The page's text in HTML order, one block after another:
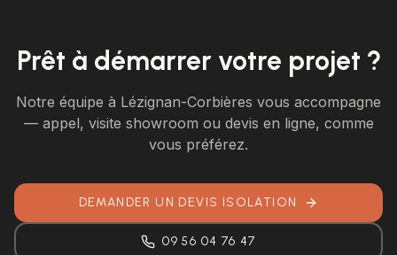
Prêt à démarrer votre projet ?
Notre équipe à Lézignan-Corbières vous accompagne
— appel, visite showroom ou devis en ligne, comme
vous préférez.
DEMANDER UN DEVIS ISOLATION
09 56 04 76 47